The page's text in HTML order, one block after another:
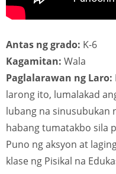
Antas ng grado: K-6
Kagamitan: Wala
Paglalarawan ng Laro:
larong ito, lumalakad
lubang na sinusubukan
habang tumatakbo sila
Puno ng aksyon at
klase ng Pisikal na